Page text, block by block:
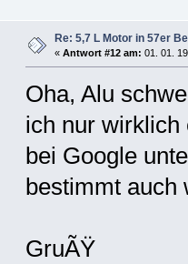
Re: 5,7 L Motor in 57er
« Antwort #12 am: 01. 01.
Oha, Alu
ich nur wirklich
bei Google
bestimmt auch
GruÃŸ